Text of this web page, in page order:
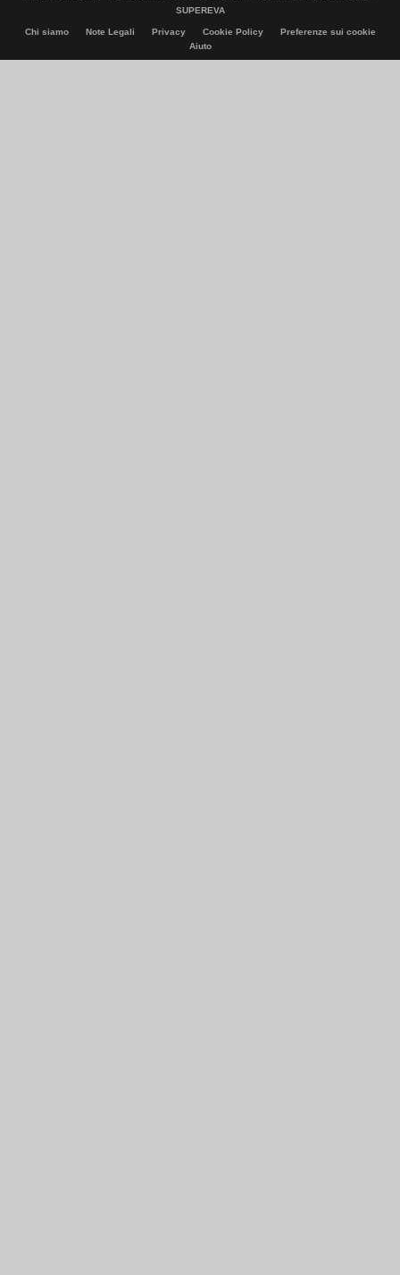
SUPEREVA
Chi siamo Note Legali Privacy Cookie Policy
Preferenze sui cookie
Aiuto